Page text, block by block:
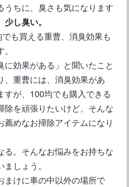
因と対処方法をご紹介
ちに、臭さも気になります
し臭い。
も買える重曹、消臭効果も
効果がある」と聞いたこと
、重曹には、消臭効果があ
すが、100均でも購入できる
を頑張りたいけど、そんな
めなお掃除アイテムになり
。そんなお悩みをお持ちな
しょう。
まけに車の中以外の場所で